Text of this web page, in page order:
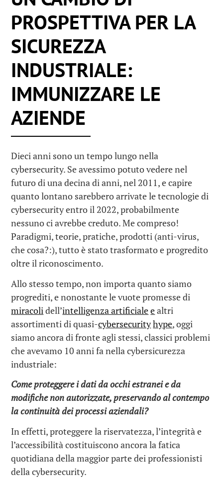
PROSPETTIVA PER LA
SICUREZZA
INDUSTRIALE:
IMMUNIZZARE LE
AZIENDE
Dieci anni sono un tempo lungo nella
cybersecurity. Se avessimo potuto vedere nel
futuro di una decina di anni, nel 2011, e capire
quanto lontano sarebbero arrivate le tecnologie di
cybersecurity entro il 2022, probabilmente
nessuno ci avrebbe creduto. Me compreso!
Paradigmi, teorie, pratiche, prodotti (anti-virus,
che cosa?:), tutto è stato trasformato e progredito
oltre il riconoscimento.
Allo stesso tempo, non importa quanto siamo
progrediti, e nonostante le vuote promesse di
miracoli dell’intelligenza artificialeealtri
assortimenti di quasi-cybersecurityhype, oggi
siamo ancora di fronte agli stessi, classici problemi
che avevamo 10 anni fa nella cybersicurezza
industriale:
Come proteggere i dati da occhi estranei e da
modifiche non autorizzate, preservando al contempo
la continuità dei processi aziendali?
In effetti, proteggere la riservatezza, l’integrità e
l’accessibilità costituiscono ancora la fatica
quotidiana della maggior parte dei professionisti
della cybersecurity.